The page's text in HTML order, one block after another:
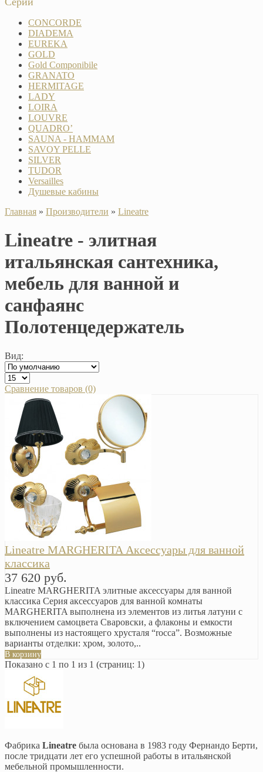
CONCORDE
DIADEMA
EUREKA
GOLD
Gold Componibile
GRANATO
HERMITAGE
LADY
LOIRA
LOUVRE
QUADRO’
SAUNA - HAMMAM
SAVOY PELLE
SILVER
TUDOR
Versailles
Душевые кабины
Главная » Производители » Lineatre
Lineatre - элитная
итальянская сантехника,
мебель для ванной и
санфаянс
Полотенцедержатель
Вид:
Сравнение товаров (0)
Lineatre MARGHERITA Аксессуары для ванной
классика
37 620 руб.
Lineatre MARGHERITA элитные аксессуары для ванной
классика Серия аксессуаров для ванной комнаты
MARGHERITA выполнена из элементов из литья латуни с
включением самоцвета Сваровски, а флаконы и емкости
выполнены из настоящего хрусталя “rocca”. Возможные
варианты отделки: хром, золото,..
В корзину
Показано с 1 по 1 из 1 (страниц: 1)
Фабрика Lineatre была основана в 1983 году Фернандо Берти,
после тридцати лет его успешной работы в итальянской
мебельной промышленности.